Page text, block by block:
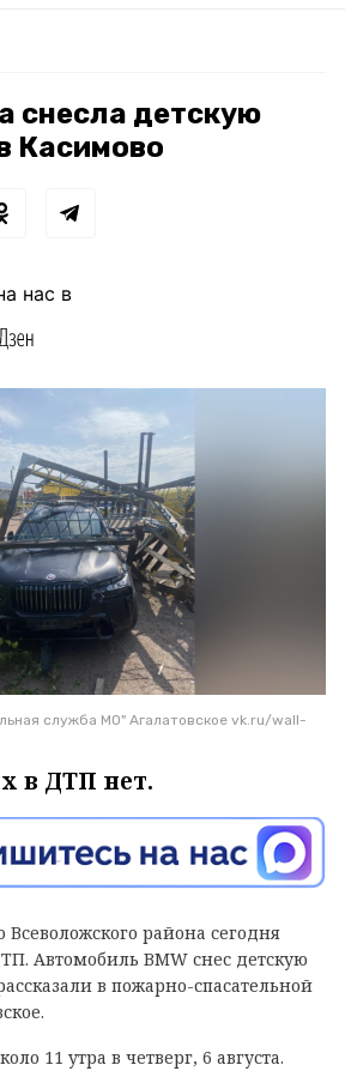
снесла детскую
Касимово
нас в
служба МО" Агалатовское vk.ru/wall-
в ДТП нет.
района сегодня
Автомобиль BMW снес детскую
в пожарно-спасательной
11 утра в четверг, 6 августа.